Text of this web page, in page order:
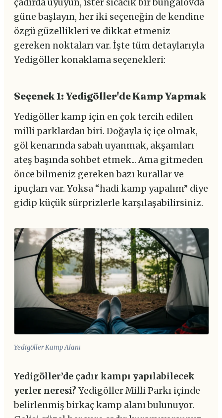
çadırda uyuyun, ister sıcacık bir bungalovda
güne başlayın, her iki seçeneğin de kendine
özgü güzellikleri ve dikkat etmeniz
gereken noktaları var. İşte tüm detaylarıyla
Yedigöller konaklama seçenekleri:
Seçenek 1: Yedigöller'de Kamp Yapmak
Yedigöller kamp için en çok tercih edilen
milli parklardan biri. Doğayla iç içe olmak,
göl kenarında sabah uyanmak, akşamları
ateş başında sohbet etmek... Ama gitmeden
önce bilmeniz gereken bazı kurallar ve
ipuçları var. Yoksa “hadi kamp yapalım” diye
gidip küçük sürprizlerle karşılaşabilirsiniz.
Yedigöller Kamp Alanı
Yedigöller’de çadır kampı yapılabilecek
yerler neresi? Yedigöller Milli Parkı içinde
belirlenmiş birkaç kamp alanı bulunuyor.